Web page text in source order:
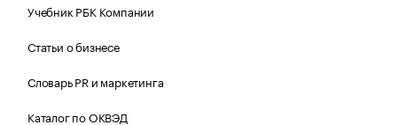
Учебник РБК Компании
Статьи о бизнесе
Словарь PR и маркетинга
Каталог по ОКВЭД